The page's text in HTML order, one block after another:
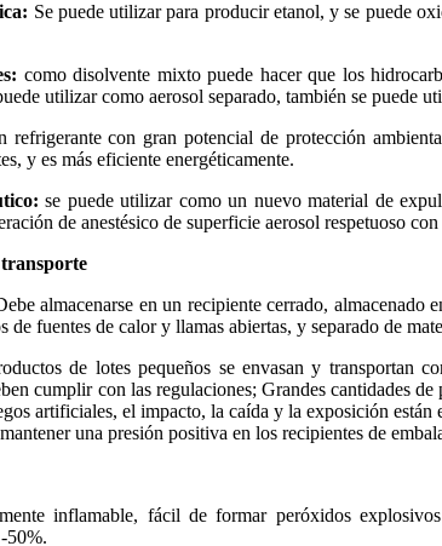
Se puede utilizar para producir etanol, y se puede
como disolvente mixto puede hacer que los
utilizar como aerosol separado, también se puede
refrigerante con gran potencial de protección
y es más eficiente energéticamente.
se puede utilizar como un nuevo material de
de anestésico de superficie aerosol respetuoso
almacenarse en un recipiente cerrado,
de fuentes de calor y llamas abiertas, y separado de
de lotes pequeños se envasan y transportan
cumplir con las regulaciones; Grandes cantidades
artificiales, el impacto, la caída y la exposición están
una presión positiva en los recipientes de
inflamable, fácil de formar peróxidos
50%.